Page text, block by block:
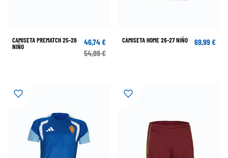
CAMISETA PREMATCH 25-26
NIÑO
46,74 €
54,99 €
CAMISETA HOME 26-27 NIÑO 69,99 €